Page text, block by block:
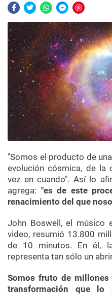
"Somos el producto de
evolución cósmica, de la
vez en cuando". Así lo
agrega: "es de este
renacimiento del que
John Boswell, el músico
video, resumió 13.800
de 10 minutos. En él,
representa tan sólo un
Somos fruto de
transformación que lo